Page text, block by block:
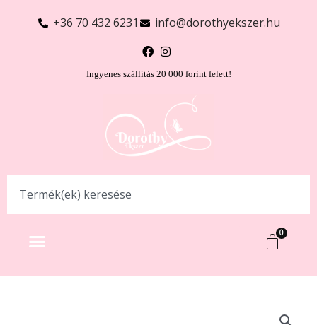
+36 70 432 6231 info@dorothyekszer.hu
Ingyenes szállítás 20 000 forint felett!
0